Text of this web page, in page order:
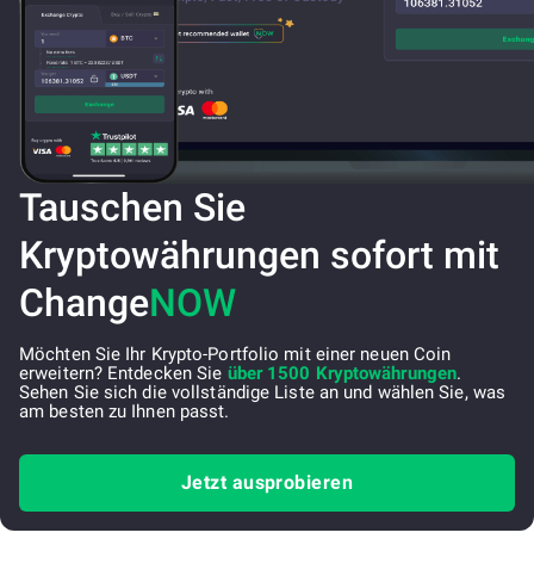
Tauschen Sie
Kryptowährungen sofort mit
ChangeNOW
Möchten Sie Ihr Krypto-Portfolio mit einer neuen Coin
erweitern? Entdecken Sie über 1500 Kryptowährungen.
Sehen Sie sich die vollständige Liste an und wählen Sie, was
am besten zu Ihnen passt.
Jetzt ausprobieren